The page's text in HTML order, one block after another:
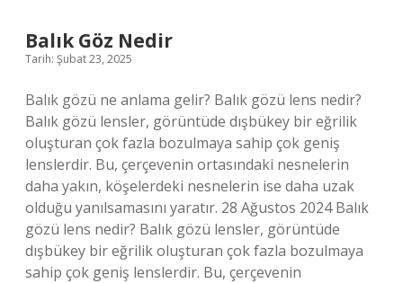
Balık Göz Nedir
Tarih: Şubat 23, 2025
Balık gözü ne anlama gelir? Balık gözü lens nedir?
Balık gözü lensler, görüntüde dışbükey bir eğrilik
oluşturan çok fazla bozulmaya sahip çok geniş
lenslerdir. Bu, çerçevenin ortasındaki nesnelerin
daha yakın, köşelerdeki nesnelerin ise daha uzak
olduğu yanılsamasını yaratır. 28 Ağustos 2024 Balık
gözü lens nedir? Balık gözü lensler, görüntüde
dışbükey bir eğrilik oluşturan çok fazla bozulmaya
sahip çok geniş lenslerdir. Bu, çerçevenin